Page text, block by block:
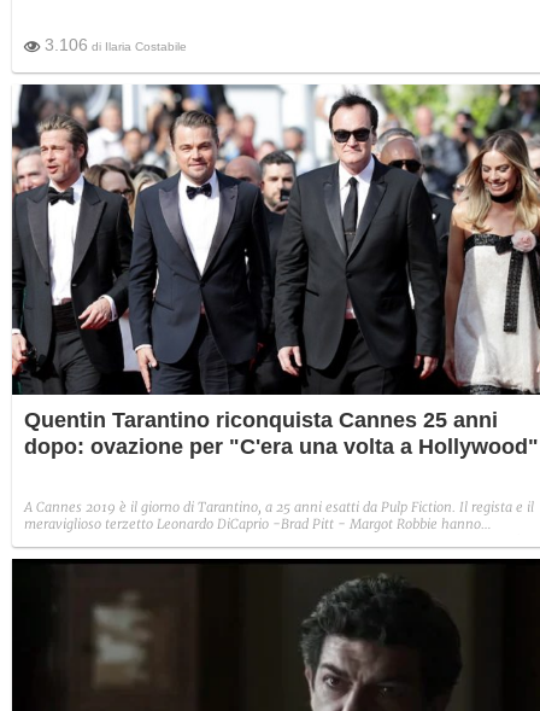
3.106 di Ilaria Costabile
Quentin Tarantino riconquista Cannes 25 anni
dopo: ovazione per "C'era una volta a Hollywood"
A Cannes 2019 è il giorno di Tarantino, a 25 anni esatti da Pulp Fiction. Il regista e il
meraviglioso terzetto Leonardo DiCaprio -Brad Pitt - Margot Robbie hanno
una volta a Hollywood. Con l'appello: "Non spoilerate!"